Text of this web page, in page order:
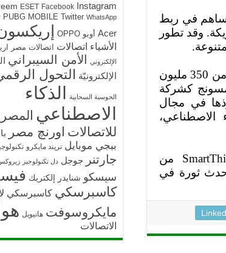
في ربط
وقد تطور
وبفضل نمو عدد المشتركين من 100 مليون في عام 2019 إلى أكثر من 350 مليون
كشركة
في مجال
الاصطناعي،
من
أحدث ثورة في
ESET Facebook Instagram
PUBG MOBILE Twitter WhatsApp
Acer أوبو OPPO
الأشياء اتصالات اتصالات مصر
الإلكتروني الأمن السيبراني
الإلكترونيّة التحول
الحوسبة السحابية الذكاء
الاصطناعي
للاتصالات اورنچ مصر
ببجي موبايل تريند مايكرو
جارتنر جوجل دل تكنولوجيز
سيسكو شنايدر إلكتريك
كاسبرسكي كاسبرسكي
مايكروسوفت هانيويل
الاتصالات